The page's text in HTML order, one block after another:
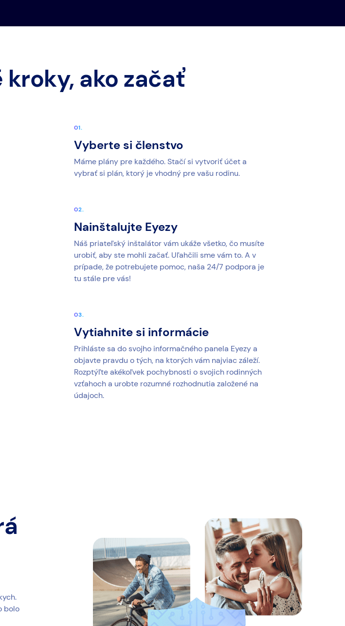
ako začať
Vyberte si členstvo
Máme plány pre každého. Stačí si vytvoriť účet a
vybrať si plán, ktorý je vhodný pre vašu rodinu.
Nainštalujte Eyezy
Náš priateľský inštalátor vám ukáže všetko, čo musíte
urobiť, aby ste mohli začať. Uľahčili sme vám to. A v
prípade, že potrebujete pomoc, naša 24/7 podpora je
tu stále pre vás!
Vytiahnite si informácie
Prihláste sa do svojho informačného panela Eyezy a
objavte pravdu o tých, na ktorých vám najviac záleží.
Rozptýľte akékoľvek pochybnosti o svojich rodinných
vzťahoch a urobte rozumné rozhodnutia založené na
údajoch.
bolo